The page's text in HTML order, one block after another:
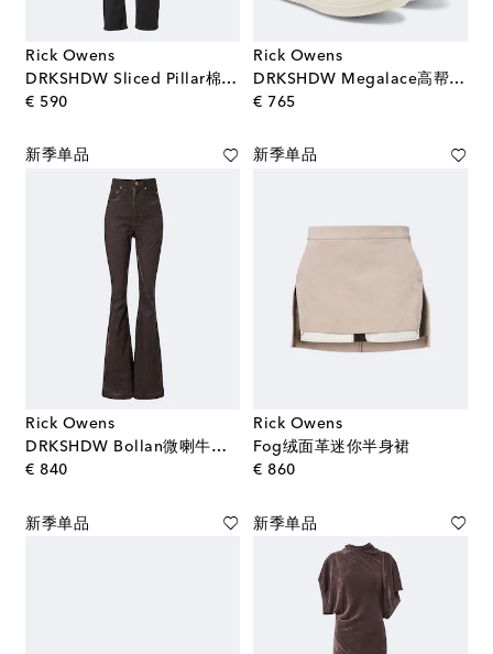
Rick Owens
DRKSHDW Sliced Pillar棉质加长半身裙
€ 590original price
Rick Owens
DRKSHDW Megalace高帮运动鞋
€ 765original price
新季单品
Rick Owens
DRKSHDW Bollan微喇牛仔裤
€ 840original price
新季单品
Rick Owens
Fog绒面革迷你半身裙
€ 860original price
新季单品 新季单品